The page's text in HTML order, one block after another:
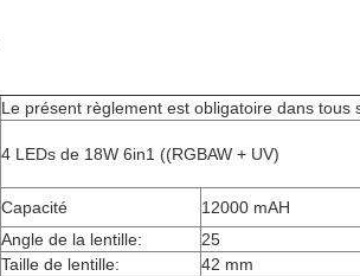
Le présent règlement est obligatoire dans tous
4 LEDs de 18W 6in1 ((RGBAW + UV)
Capacité 12000 mAH
Angle de la lentille:
25
Taille de lentille:
42 mm